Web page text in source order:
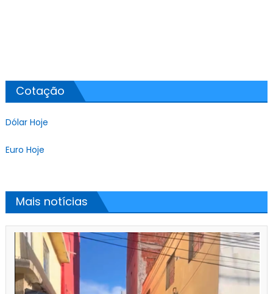
Cotação
Dólar Hoje
Euro Hoje
Mais notícias